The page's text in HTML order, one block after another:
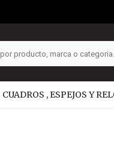
CUADROS , ESPEJOS Y